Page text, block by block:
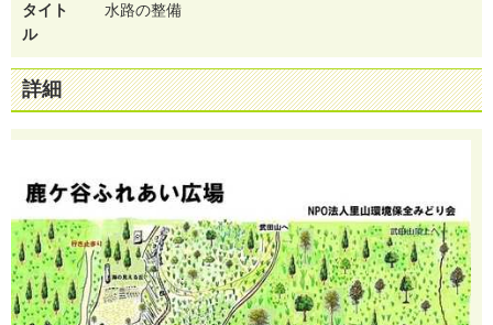
タイト
ル
水路の整備
詳細